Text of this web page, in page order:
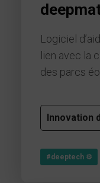
Logiciel
lien avec la
des parcs
Innovation
#deeptech ⚙